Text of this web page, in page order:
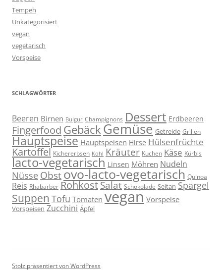
Tempeh
Unkategorisiert
vegan
vegetarisch
Vorspeise
SCHLAGWÖRTER
Beeren Birnen Bulgur Champignons Dessert Erdbeeren
Fingerfood Gebäck Gemüse Getreide Grillen
Hauptspeise Hauptspeisen Hirse Hülsenfrüchte
Kartoffel Kichererbsen Kohl Kräuter Kuchen Käse Kürbis
lacto-vegetarisch Linsen Möhren Nudeln
Nüsse Obstovo-lacto-vegetarisch Quinoa
Reis Rhabarber Rohkost Salat Schokolade Seitan Spargel
Suppen Tofu Tomaten vegan Vorspeise
Vorspeisen Zucchini Äpfel
Stolz präsentiert von WordPress